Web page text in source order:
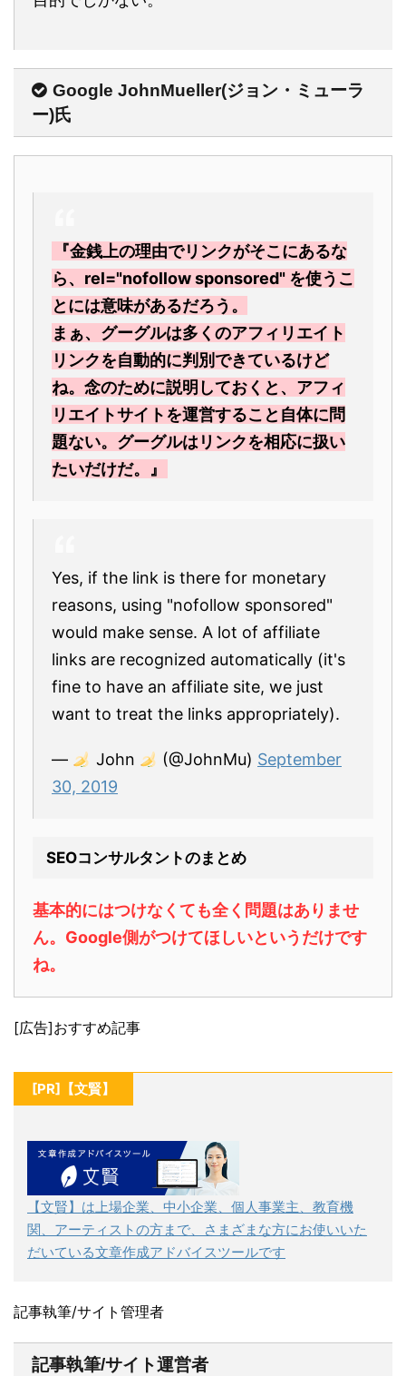
Google JohnMueller(ジョン・ミューラ
ー)氏
『金銭上の理由でリンクがそこにあるな
ら、rel="nofollow sponsored" を使うこ
とには意味があるだろう。
まぁ、グーグルは多くのアフィリエイト
リンクを自動的に判別できているけど
ね。念のために説明しておくと、アフィ
リエイトサイトを運営すること自体に問
題ない。グーグルはリンクを相応に扱い
たいだけだ。』
Yes, if the link is there for monetary
reasons, using "nofollow sponsored"
would make sense. A lot of affiliate
links are recognized automatically (it's
fine to have an affiliate site, we just
want to treat the links appropriately).
— John (@JohnMu) September
30, 2019
SEOコンサルタントのまとめ
基本的にはつけなくても全く問題はありませ
ん。Google側がつけてほしいというだけです
ね。
[広告]おすすめ記事
[PR]【文賢】
【文賢】は上場企業、中小企業、個人事業主、教育機
関、アーティストの方まで、さまざまな方にお使いいた
だいている文章作成アドバイスツールです
記事執筆/サイト管理者
記事執筆/サイト運営者